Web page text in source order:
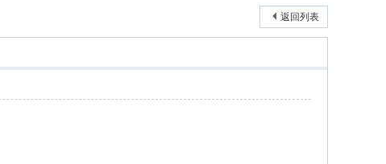
返回列表